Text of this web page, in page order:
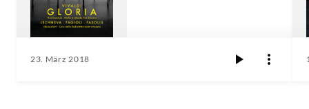
23. März 2018